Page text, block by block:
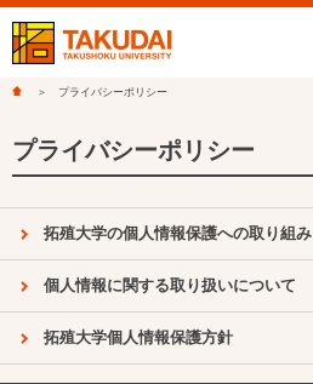
プライバシーポリシー
プライバシーポリシー
拓殖大学の個人情報保護への取り組み
個人情報に関する取り扱いについて
拓殖大学個人情報保護方針